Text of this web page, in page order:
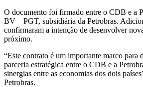
O documento foi firmado entre o CDB e a
BV – PGT, subsidiária da Petrobras.
confirmaram a intenção de desenvolver
próximo.
“Este contrato é um importante marco para
parceria estratégica entre o CDB e a
sinergias entre as economias dos dois
Petrobras.